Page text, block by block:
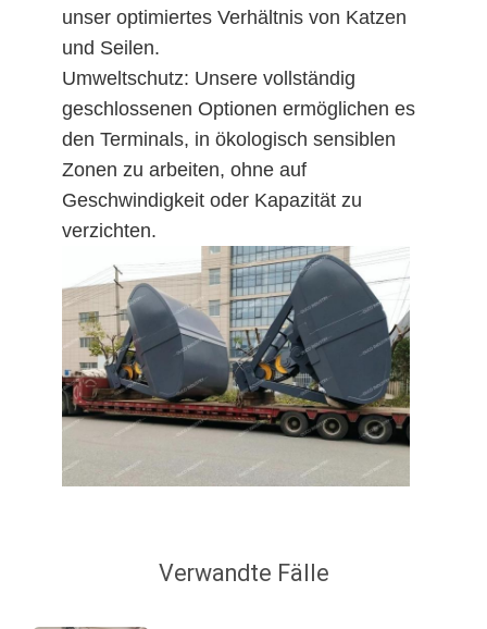
unser optimiertes Verhältnis von Katzen
und Seilen.
Umweltschutz: Unsere vollständig
geschlossenen Optionen ermöglichen es
den Terminals, in ökologisch sensiblen
Zonen zu arbeiten, ohne auf
Geschwindigkeit oder Kapazität zu
verzichten.
Verwandte Fälle